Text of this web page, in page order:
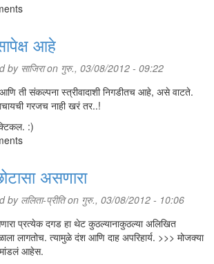
आहे
by साजिराon गुरु., 03/08/2012 - 09:22
आणि ती संकल्पना स्त्रीवादाशी निगडीतच आहे, असे वाटते.
गरजच नाही खरं तर..!
:)
असणारा
by ललिता-प्रीतिon गुरु., 03/08/2012 - 10:06
प्रत्येक दगड हा थेट कुठल्यानाकुठल्या अलिखित
लागतोच. त्यामुळे दंश आणि दाह अपरिहार्य. >>> मोजक्या
मांडलं आहेस.